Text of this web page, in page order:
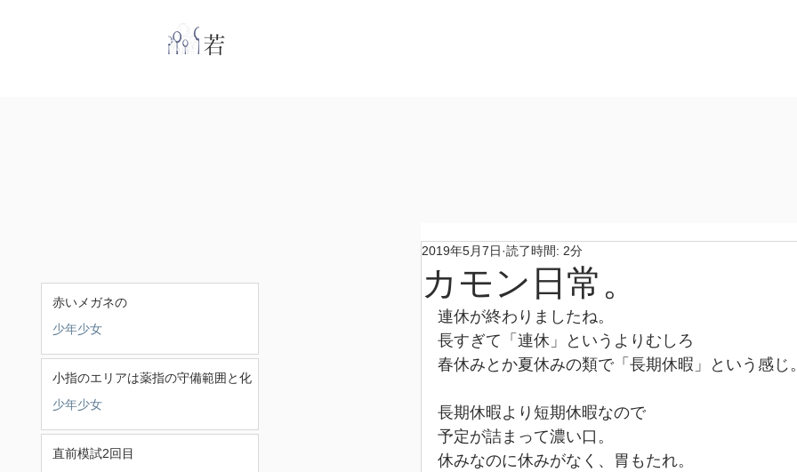
​
赤いメガネの
少年少女
小指のエリアは薬指の守備範囲と化
少年少女
直前模試2回目
カモン日常。
2019年5月7日 読了時間: 2分
連休が終わりましたね。
長すぎて「連休」というよりむしろ
春休みとか夏休みの類で「長期休暇」という感じ
長期休暇より短期休暇なので
予定が詰まって濃い口。
休みなのに休みがなく、胃もたれ。